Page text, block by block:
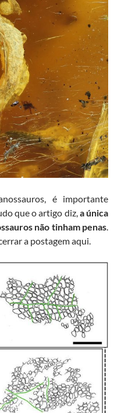
é importante
que o artigo diz,a única
não tinham penas.
a postagem aqui.